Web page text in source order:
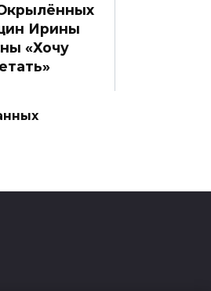
Ирины
«Хочу
последний